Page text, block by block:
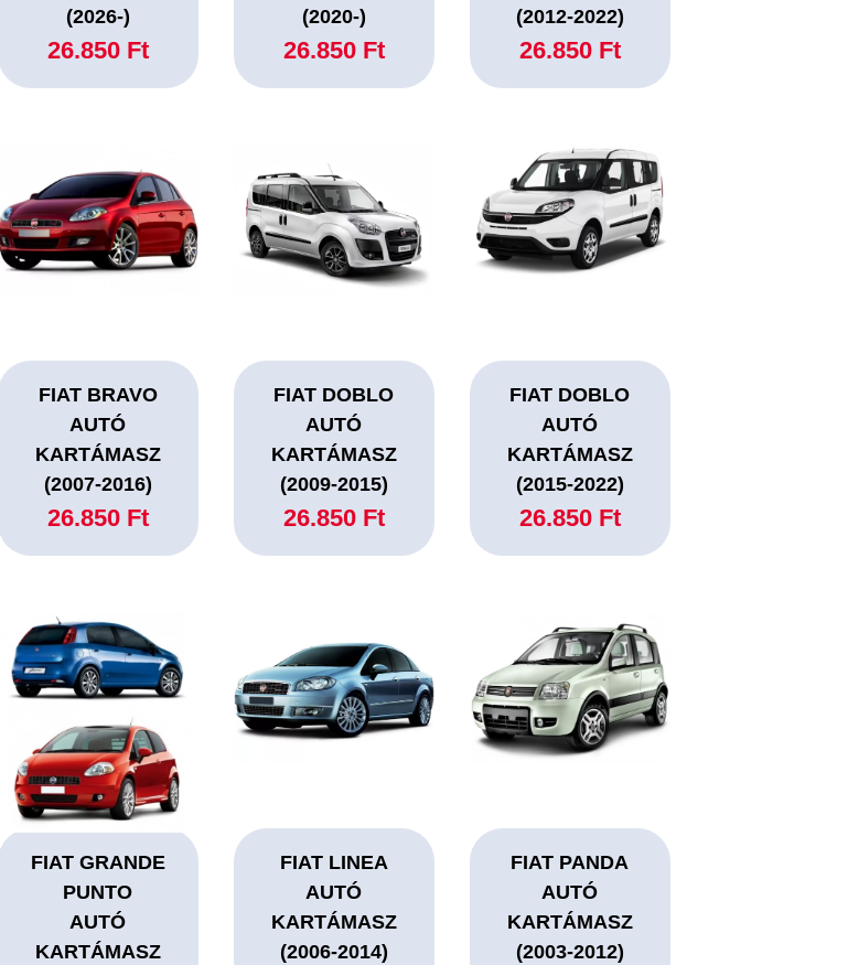
(2026-)
26.850 Ft
(2020-)
26.850 Ft
(2012-2022)
26.850 Ft
FIAT BRAVO
AUTÓ
KARTÁMASZ
(2007-2016)
26.850 Ft
FIAT DOBLO
AUTÓ
KARTÁMASZ
(2009-2015)
26.850 Ft
FIAT DOBLO
AUTÓ
KARTÁMASZ
(2015-2022)
26.850 Ft
FIAT GRANDE
PUNTO
AUTÓ
KARTÁMASZ
FIAT LINEA
AUTÓ
KARTÁMASZ
(2006-2014)
FIAT PANDA
AUTÓ
KARTÁMASZ
(2003-2012)